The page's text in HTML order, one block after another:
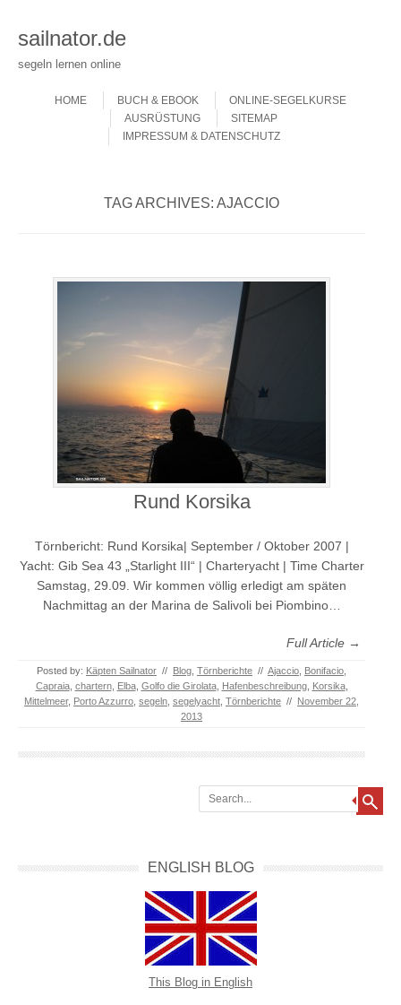
sailnator.de
segeln lernen online
MenuHOME
BUCH & EBOOK
ONLINE-SEGELKURSE
AUSRÜSTUNG
SITEMAP
IMPRESSUM & DATENSCHUTZ
TAG ARCHIVES: AJACCIO
Rund Korsika
Törnbericht: Rund Korsika| September / Oktober 2007 |
Yacht: Gib Sea 43 „Starlight III“ | Charteryacht | Time Charter
Samstag, 29.09. Wir kommen völlig erledigt am späten
Nachmittag an der Marina de Salivoli bei Piombino…
Full Article →
Posted by: Käpten Sailnator // Blog Törnberichte // Ajaccio Bonifacio
Capraia, chartern, Elba, Golfo die Girolata, Hafenbeschreibung, Korsika,
Mittelmeer, Porto Azzurro segeln segelyacht Törnberichte // November 22,
2013
Search
ENGLISH BLOG
This Blog in English